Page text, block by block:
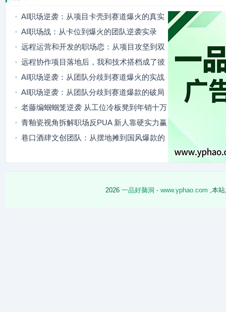
AI职场逆袭：从项目卡壳到赛道爆火的真实
博弈
AI职场战：从卡位到爆火的团队逆袭实录
远程运营和开发的职场恋：从项目攻坚到双
向奔赴
远程协作项目落地后，我和技术搭档成了彼
此的职场搭子
AI职场逆袭：从团队分歧到赛道爆火的实战
复盘
AI职场逆袭：从团队分歧到赛道爆款的破局
之路
老藤编蝈蝈笼逆袭 从工位冷板凳到年销十万
国风爆品
青釉瓷视角拆解职场反PUA 新人靠硬实力赢
回主动权
巷口酒肆文创团队：从摆地摊到国风爆款的
2026 一品好脑洞 - www.yphao.com ,本